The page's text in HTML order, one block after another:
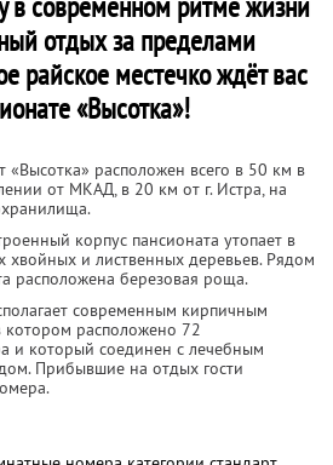
отдых за пределами
райское местечко ждёт вас
«Высотка»!
расположен всего в 50 км в
от МКАД, в 20 км от г. Истра, на
корпус пансионата утопает в
и лиственных деревьев. Рядом
расположена березовая роща.
современным кирпичным
котором расположено 72
и который соединен с лечебным
Прибывшие на отдых гости